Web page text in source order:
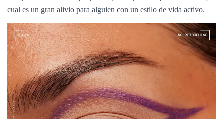
cual es un gran alivio para alguien con un estilo de vida activo.